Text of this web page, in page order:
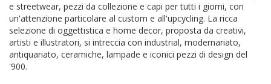
e streetwear, pezzi da collezione e capi per tutti i giorni, con
un'attenzione particolare al custom e all'upcycling. La ricca
selezione di oggettistica e home decor, proposta da creativi,
artisti e illustratori, si intreccia con industrial, modernariato,
antiquariato, ceramiche, lampade e iconici pezzi di design del
'900.